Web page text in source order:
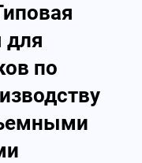
для
по